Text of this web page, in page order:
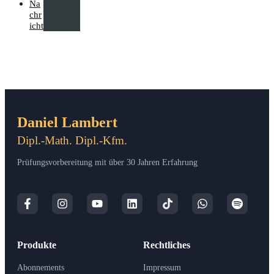
Na
chr
icht
Daniel Lambert
Dipl.-Math. Dipl.-Kfm.
Prüfungsvorbereitung mit über 30 Jahren Erfahrung
Produkte
Abonnements
Rechtliches
Impressum